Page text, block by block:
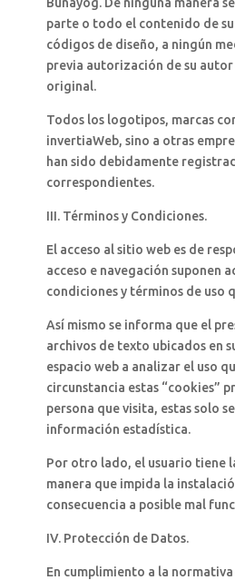
parte o todo el contenido de
códigos de diseño, a ningún
previa autorización de su
original.
Todos los logotipos, marcas
invertiaWeb, sino a otras
han sido debidamente
correspondientes.
III. Términos y Condiciones.
El acceso al sitio web es de
acceso e navegación suponen
condiciones y términos de uso
Así mismo se informa que el
archivos de texto ubicados en
espacio web a analizar el uso
circunstancia estas “cookies”
persona que visita, estas solo
información estadística.
Por otro lado, el usuario tiene
manera que impida la
consecuencia a posible mal
IV. Protección de Datos.
En cumplimiento a la